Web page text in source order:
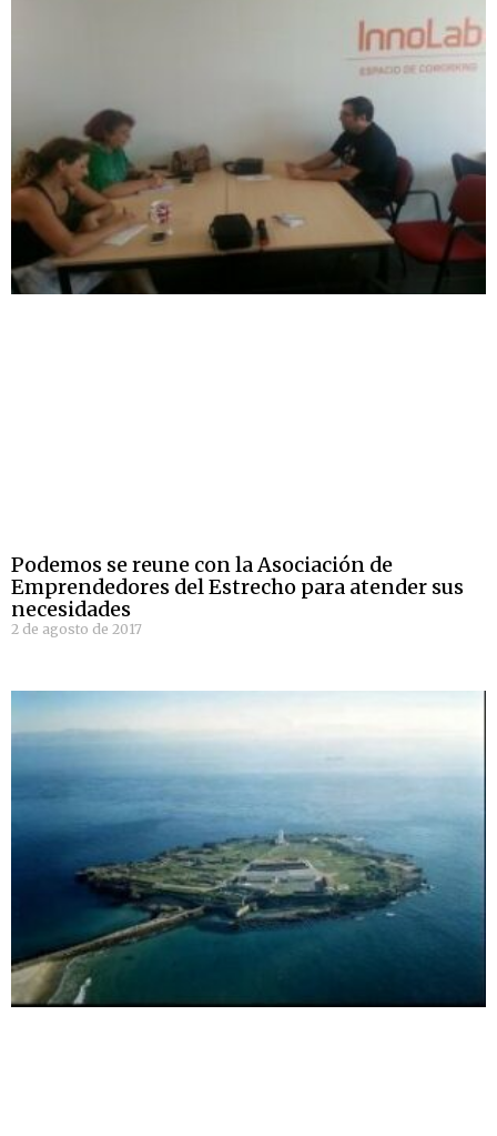
Podemos se reune con la Asociación de
Emprendedores del Estrecho para atender sus
necesidades
2 de agosto de 2017